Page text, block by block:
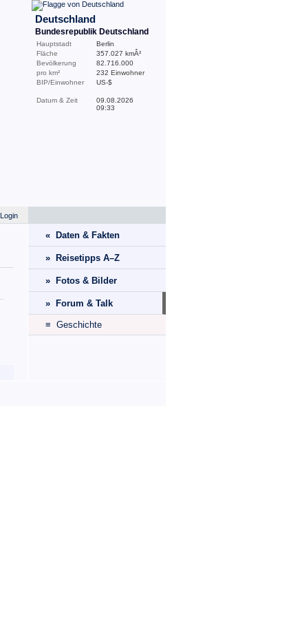
Deutschland
Bundesrepublik Deutschland
Hauptstadt
Berlin
Fläche
357.027 kmÂ²
Bevölkerung
82.716.000
pro km²
232 Einwohner
BIP/Einwohner
US-$
Datum & Zeit
09.08.2026
09:33
Login
« Daten & Fakten
» Reisetipps A–Z
» Fotos & Bilder
» Forum & Talk
≡ Geschichte